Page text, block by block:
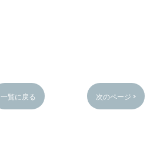
一覧に戻る 次のページ >